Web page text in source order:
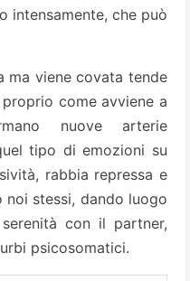
intensamente, che può
ma viene covata tende
come avviene a
nuove arterie
tipo di emozioni su
rabbia repressa e
noi stessi, dando luogo
con il partner,
psicosomatici.